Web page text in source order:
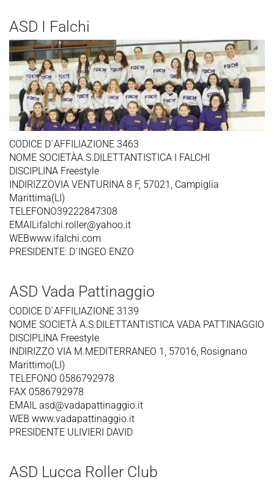
ASD I Falchi
CODICE D´AFFILIAZIONE 3463
NOME SOCIETÀA.S.DILETTANTISTICA I FALCHI
DISCIPLINA Freestyle
INDIRIZZOVIA VENTURINA 8 F, 57021, Campiglia
Marittima(LI)
TELEFONO39222847308
EMAILifalchi.roller@yahoo.it
WEBwww.ifalchi.com
PRESIDENTE: D´INGEO ENZO
ASD Vada Pattinaggio
CODICE D´AFFILIAZIONE 3139
NOME SOCIETÀ A.S.DILETTANTISTICA VADA PATTINAGGIO
DISCIPLINA Freestyle
INDIRIZZO VIA M.MEDITERRANEO 1, 57016, Rosignano
Marittimo(LI)
TELEFONO 0586792978
FAX 0586792978
EMAIL asd@vadapattinaggio.it
WEB www.vadapattinaggio.it
PRESIDENTE ULIVIERI DAVID
ASD Lucca Roller Club